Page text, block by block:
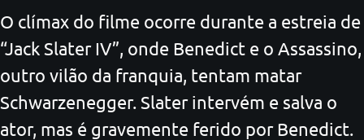
O clímax do filme ocorre durante a estreia de
“Jack Slater IV”, onde Benedict e o Assassino,
outro vilão da franquia, tentam matar
Schwarzenegger. Slater intervém e salva o
ator, mas é gravemente ferido por Benedict.